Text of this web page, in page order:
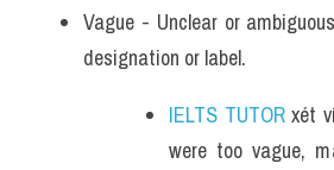
Vague - Unclear or
designation or label.
IELTS TUTOR xét
were too vague,